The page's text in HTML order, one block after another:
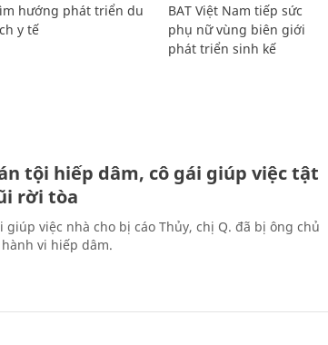
hướng phát triển du
y tế
BAT Việt Nam tiếp sức
phụ nữ vùng biên giới
phát triển sinh kế
tội hiếp dâm, cô gái giúp việc tật
rời tòa
việc nhà cho bị cáo Thủy, chị Q. đã bị ông chủ
vi hiếp dâm.